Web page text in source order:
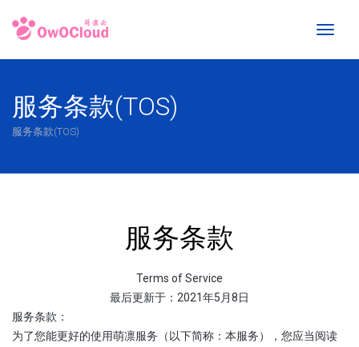
Toggle
服务条款(TOS)
服务条款(TOS)
服务条款
Terms of Service
最后更新于：2021年5月8日
服务条款：
为了您能更好的使用萌凛服务（以下简称：本服务），您应当阅读